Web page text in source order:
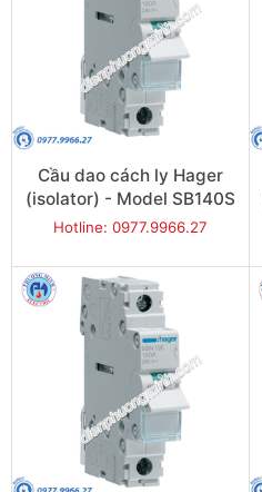
Cầu dao cách ly Hager
(isolator) - Model SB140S
Hotline: 0977.9966.27